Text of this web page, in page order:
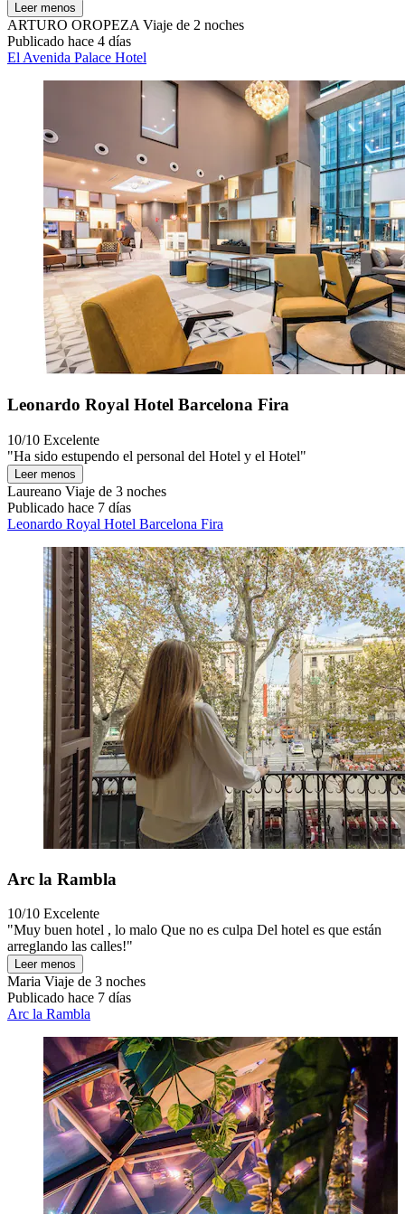
Leer menos
ARTURO OROPEZAViaje de 2 noches
Publicado hace 4 días
El Avenida Palace Hotel
Leonardo Royal Hotel Barcelona Fira
10/10 Excelente
"Ha sido estupendo el personal del Hotel y el Hotel"
Leer menos
Laureano Viaje de 3 noches
Publicado hace 7 días
Leonardo Royal Hotel Barcelona Fira
Arc la Rambla
10/10 Excelente
"Muy buen hotel , lo malo Que no es culpa Del hotel es que están
arreglando las calles!"
Leer menos
Maria Viaje de 3 noches
Publicado hace 7 días
Arc la Rambla